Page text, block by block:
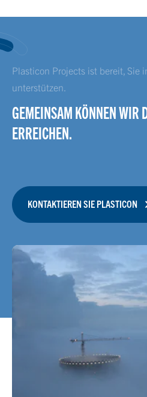
Plasticon Projects ist bereit, Sie
unterstützen.
GEMEINSAM KÖNNEN WIR
ERREICHEN.
KONTAKTIEREN SIE PLASTICON